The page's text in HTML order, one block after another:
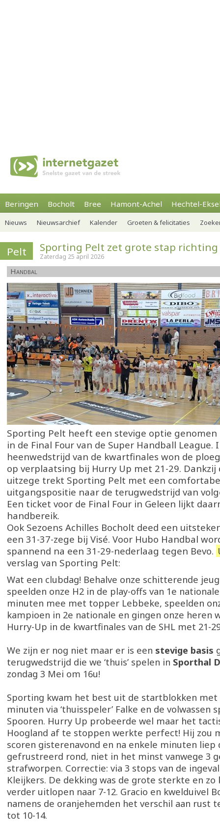
Beringen Bocholt Bree Hamont-Achel Hechtel-
Nieuws Nieuwsarchief Kalender Groeten & felicitaties
Pelt Sporting Pelt zet grote stap richting
Zaterdag 25 april 2026
Handbal
Sporting Pelt heeft een stevige optie genomen
in de Final Four van de Super Handball League.
heenwedstrijd van de kwartfinales won de
op verplaatsing bij Hurry Up met 21-29. Dankzij
uitzege trekt Sporting Pelt met een
uitgangspositie naar de terugwedstrijd van
Een ticket voor de Final Four in Geleen lijkt
handbereik.
Ook Sezoens Achilles Bocholt deed een
een 31-37-zege bij Visé. Voor Hubo Handbal
spannend na een 31-29-nederlaag tegen Bevo.
verslag van Sporting Pelt:
Wat een clubdag! Behalve onze schitterende
speelden onze H2 in de play-offs van 1e
minuten mee met topper Lebbeke, speelden
kampioen in 2e nationale en gingen onze heren
Hurry-Up in de kwartfinales van de SHL met 21-
We zijn er nog niet maar er is een stevige basis
terugwedstrijd die we ‘thuis’ spelen in Sporthal
zondag 3 Mei om 16u!
Sporting kwam het best uit de startblokken met
minuten via ‘thuisspeler’ Falke en de volwassen
Spooren. Hurry Up probeerde wel maar het
Hoogland af te stoppen werkte perfect! Hij zou
scoren gisterenavond en na enkele minuten liep
gefrustreerd rond, niet in het minst vanwege 3
strafworpen. Correctie: via 3 stops van de
Kleijkers. De dekking was de grote sterkte en zo
verder uitlopen naar 7-12. Gracio en kwelduivel
namens de oranjehemden het verschil aan rust
tot 10-14.